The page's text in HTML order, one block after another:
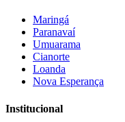
Maringá
Paranavaí
Umuarama
Cianorte
Loanda
Nova Esperança
Institucional